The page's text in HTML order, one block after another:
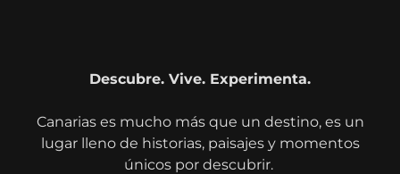
Descubre. Vive. Experimenta.
Canarias es mucho más que un destino, es un
lugar lleno de historias, paisajes y momentos
únicos por descubrir.